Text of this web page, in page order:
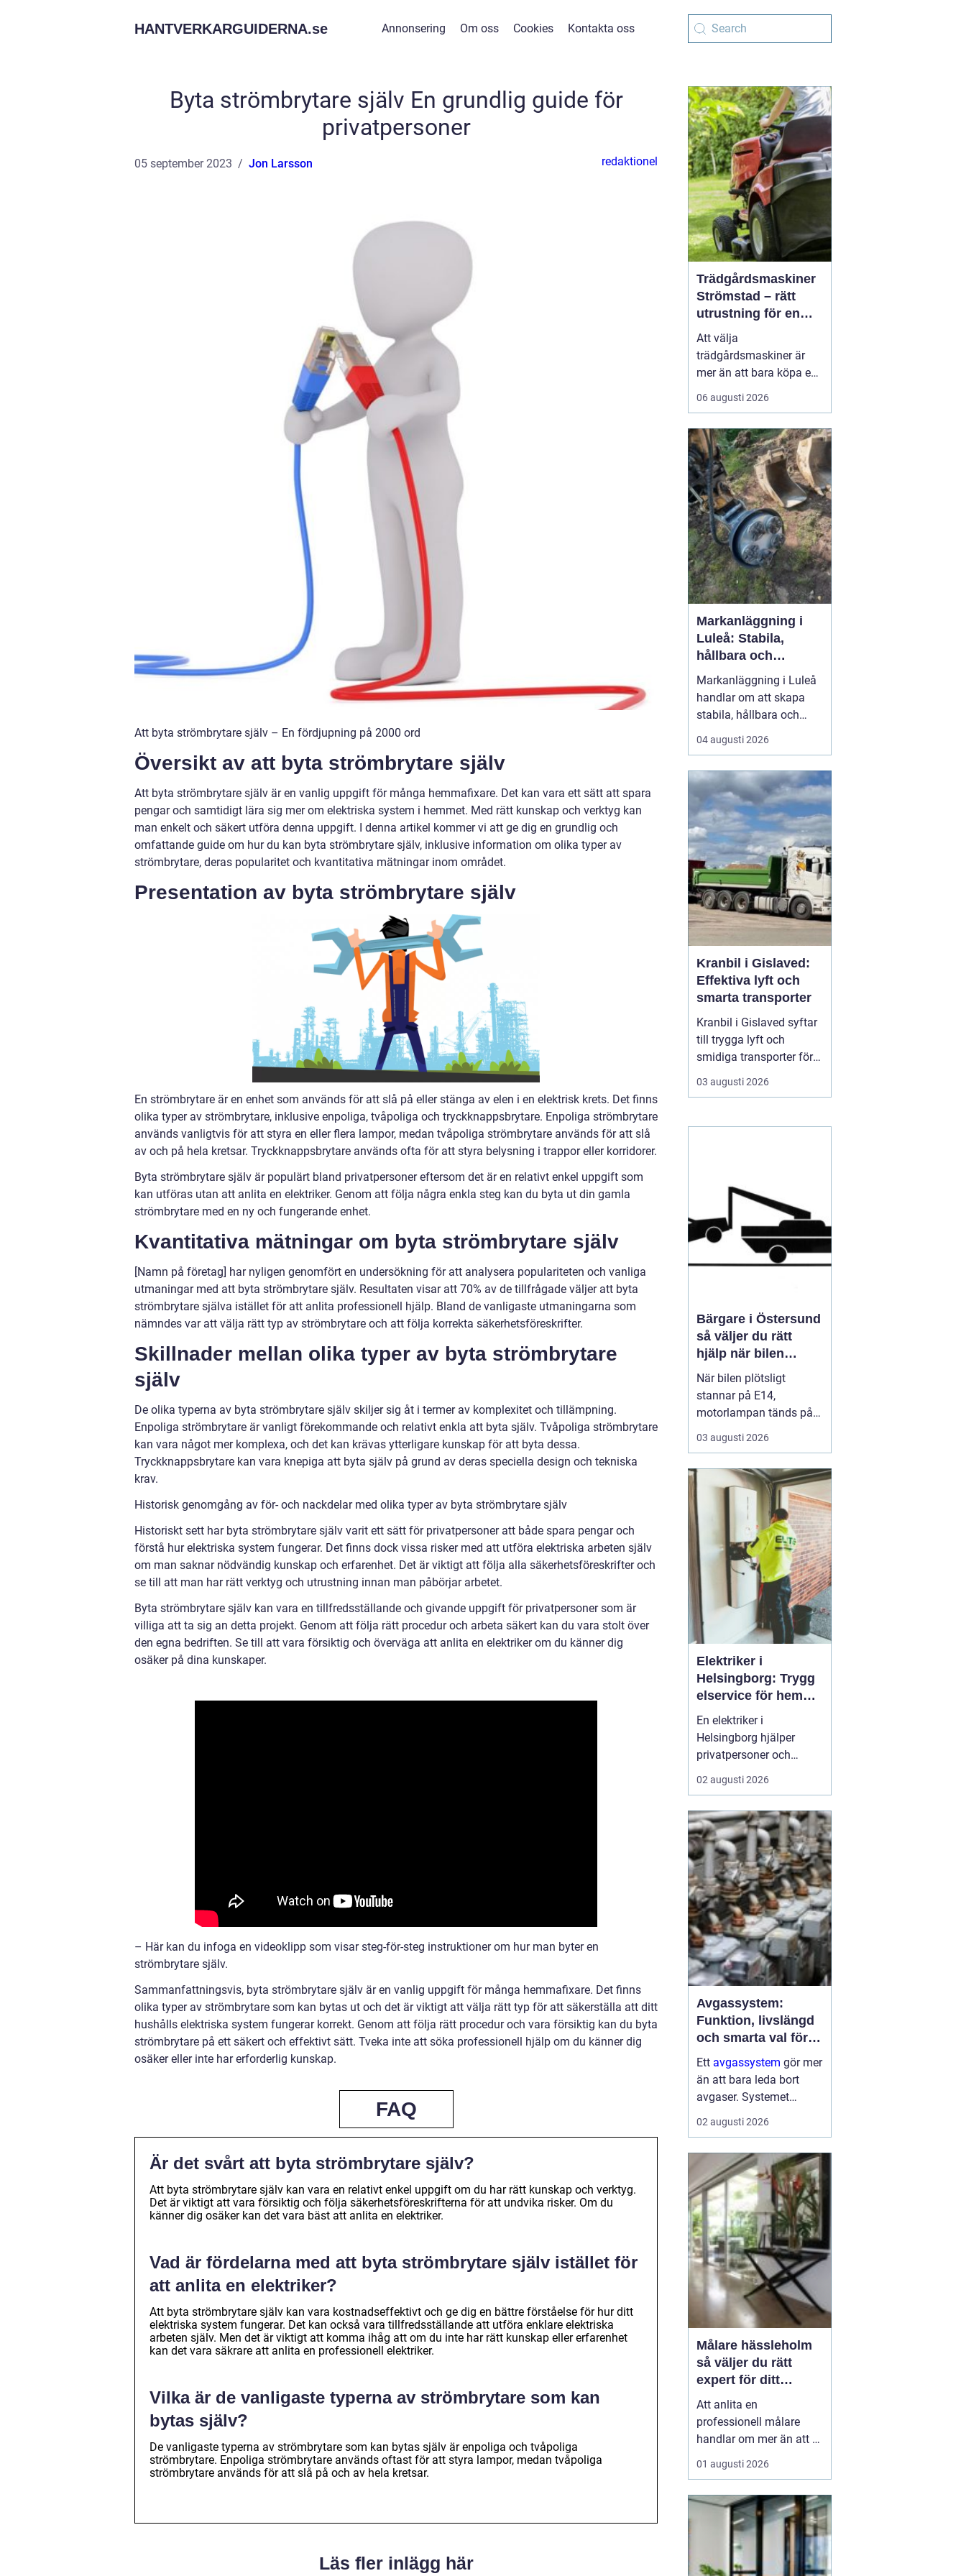
HANTVERKARGUIDERNA.se Annonsering Om oss Cookies Kontakta oss
Byta strömbrytare själv En grundlig guide för
privatpersoner
05 september 2023 Jon Larsson redaktionel
Att byta strömbrytare själv – En fördjupning på 2000 ord
Översikt av att byta strömbrytare själv
Att byta strömbrytare själv är en vanlig uppgift för många hemmafixare. Det kan vara ett sätt att spara
pengar och samtidigt lära sig mer om elektriska system i hemmet. Med rätt kunskap och verktyg kan
man enkelt och säkert utföra denna uppgift. I denna artikel kommer vi att ge dig en grundlig och
omfattande guide om hur du kan byta strömbrytare själv, inklusive information om olika typer av
strömbrytare, deras popularitet och kvantitativa mätningar inom området.
Presentation av byta strömbrytare själv
En strömbrytare är en enhet som används för att slå på eller stänga av elen i en elektrisk krets. Det finns
olika typer av strömbrytare, inklusive enpoliga, tvåpoliga och tryckknappsbrytare. Enpoliga strömbrytare
används vanligtvis för att styra en eller flera lampor, medan tvåpoliga strömbrytare används för att slå
av och på hela kretsar. Tryckknappsbrytare används ofta för att styra belysning i trappor eller korridorer.
Byta strömbrytare själv är populärt bland privatpersoner eftersom det är en relativt enkel uppgift som
kan utföras utan att anlita en elektriker. Genom att följa några enkla steg kan du byta ut din gamla
strömbrytare med en ny och fungerande enhet.
Kvantitativa mätningar om byta strömbrytare själv
[Namn på företag] har nyligen genomfört en undersökning för att analysera populariteten och vanliga
utmaningar med att byta strömbrytare själv. Resultaten visar att 70% av de tillfrågade väljer att byta
strömbrytare själva istället för att anlita professionell hjälp. Bland de vanligaste utmaningarna som
nämndes var att välja rätt typ av strömbrytare och att följa korrekta säkerhetsföreskrifter.
Skillnader mellan olika typer av byta strömbrytare
själv
De olika typerna av byta strömbrytare själv skiljer sig åt i termer av komplexitet och tillämpning.
Enpoliga strömbrytare är vanligt förekommande och relativt enkla att byta själv. Tvåpoliga strömbrytare
kan vara något mer komplexa, och det kan krävas ytterligare kunskap för att byta dessa.
Tryckknappsbrytare kan vara knepiga att byta själv på grund av deras speciella design och tekniska
krav.
Historisk genomgång av för- och nackdelar med olika typer av byta strömbrytare själv
Historiskt sett har byta strömbrytare själv varit ett sätt för privatpersoner att både spara pengar och
förstå hur elektriska system fungerar. Det finns dock vissa risker med att utföra elektriska arbeten själv
om man saknar nödvändig kunskap och erfarenhet. Det är viktigt att följa alla säkerhetsföreskrifter och
se till att man har rätt verktyg och utrustning innan man påbörjar arbetet.
Byta strömbrytare själv kan vara en tillfredsställande och givande uppgift för privatpersoner som är
villiga att ta sig an detta projekt. Genom att följa rätt procedur och arbeta säkert kan du vara stolt över
den egna bedriften. Se till att vara försiktig och överväga att anlita en elektriker om du känner dig
osäker på dina kunskaper.
– Här kan du infoga en videoklipp som visar steg-för-steg instruktioner om hur man byter en
strömbrytare själv.
Sammanfattningsvis, byta strömbrytare själv är en vanlig uppgift för många hemmafixare. Det finns
olika typer av strömbrytare som kan bytas ut och det är viktigt att välja rätt typ för att säkerställa att ditt
hushålls elektriska system fungerar korrekt. Genom att följa rätt procedur och vara försiktig kan du byta
strömbrytare på ett säkert och effektivt sätt. Tveka inte att söka professionell hjälp om du känner dig
osäker eller inte har erforderlig kunskap.
FAQ
Är det svårt att byta strömbrytare själv?
Att byta strömbrytare själv kan vara en relativt enkel uppgift om du har rätt kunskap och verktyg.
Det är viktigt att vara försiktig och följa säkerhetsföreskrifterna för att undvika risker. Om du
känner dig osäker kan det vara bäst att anlita en elektriker.
Vad är fördelarna med att byta strömbrytare själv istället för
att anlita en elektriker?
Att byta strömbrytare själv kan vara kostnadseffektivt och ge dig en bättre förståelse för hur ditt
elektriska system fungerar. Det kan också vara tillfredsställande att utföra enklare elektriska
arbeten själv. Men det är viktigt att komma ihåg att om du inte har rätt kunskap eller erfarenhet
kan det vara säkrare att anlita en professionell elektriker.
Vilka är de vanligaste typerna av strömbrytare som kan
bytas själv?
De vanligaste typerna av strömbrytare som kan bytas själv är enpoliga och tvåpoliga
strömbrytare. Enpoliga strömbrytare används oftast för att styra lampor, medan tvåpoliga
strömbrytare används för att slå på och av hela kretsar.
Läs fler inlägg här
Trädgårdsmaskiner
Strömstad – rätt
utrustning för en
effektiv och hållbar
trädgård
Att välja
trädgårdsmaskiner är
mer än att bara köpa en
gräsklippare eller en
trimmer. För den som
med kustklimat,
kuperade tomter och
mycket sten, spelar
lokala förhålland...
06 augusti 2026
Markanläggning i
Luleå: Stabila,
hållbara och
funktionella ytor
Markanläggning i Luleå
handlar om att skapa
stabila, hållbara och
funktionella ytor för
bostäder, vägar,
ledningar i ett klimat
som ställer höga krav på
både planering och ut...
04 augusti 2026
Kranbil i Gislaved:
Effektiva lyft och
smarta transporter
Kranbil i Gislaved syftar
till trygga lyft och
smidiga transporter för
både privatpersoner och
företag i
tunga byggmaterial,
03 augusti 2026
Bärgare i Östersund
så väljer du rätt
hjälp när bilen
stannar
När bilen plötsligt
stannar på E14,
motorlampan tänds på
väg hem från fjällen eller
en tung lastbil fastnar i
minuter kännas som
timmar. En
pålitlig
bärgare Östersund blir...
03 augusti 2026
Elektriker i
Helsingborg: Trygg
elservice för hem
och företag
En elektriker i
Helsingborg hjälper
privatpersoner och
företag med trygg, säker
och effektiv elservice.
enkla reparationer och
byte av uttag till
kompletta
elinstallationer,
felsökning vid akuta
fel,...
02 augusti 2026
Avgassystem:
Funktion, livslängd
och smarta val för
bilägare
Ett avgassystem gör mer
än att bara leda bort
avgaser. Systemet
dämpar ljud, minskar
skadliga utsläpp och
passagerare. När
avgassystemet fungerar
som det ...
02 augusti 2026
Målare hässleholm
så väljer du rätt
expert för ditt
måleriprojekt
Att anlita en
professionell målare
handlar om mer än att få
nya färger på väggarna.
En kunnig hantverkare
på husets ytor, höja
värdet på bostaden och
skapa miljöer som
känns både lugna och
01 augusti 2026